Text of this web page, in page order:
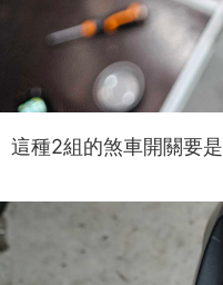
這種2組的煞車開關要